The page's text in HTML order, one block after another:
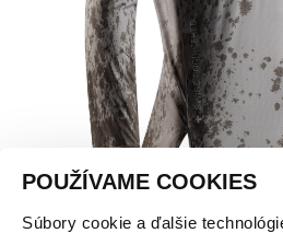
POUŽÍVAME COOKIES
Súbory cookie a ďalšie